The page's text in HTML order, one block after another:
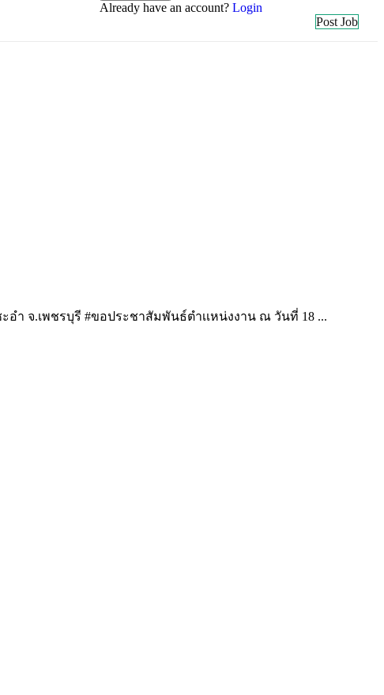
Already have an account? Login
Post Job
อำ จ.เพชรบุรี #ขอประชาสัมพันธ์ตำเเหน่งงาน ณ วันที่ 18 ...